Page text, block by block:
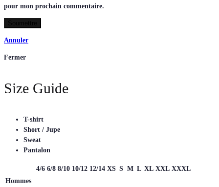
pour mon prochain commentaire.
Annuler
Fermer
Size Guide
T-shirt
Short / Jupe
Sweat
Pantalon
4/6 6/8 8/10 10/12 12/14 XS S M L XL XXL XXXL
Hommes